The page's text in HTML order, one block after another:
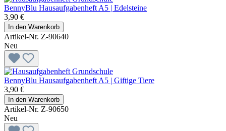
BennyBlu Hausaufgabenheft A5 | Edelsteine
3,90 €
In den Warenkorb
Artikel-Nr. Z-90640
Neu
BennyBlu Hausaufgabenheft A5 | Giftige Tiere
3,90 €
In den Warenkorb
Artikel-Nr. Z-90650
Neu